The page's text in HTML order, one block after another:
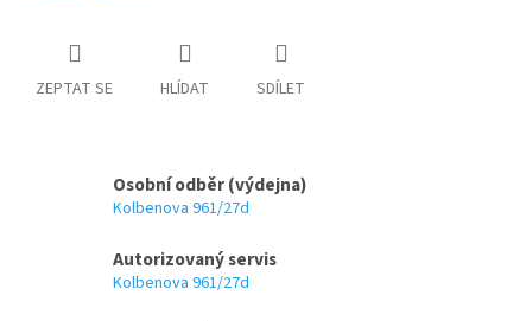
ZEPTAT SE HLÍDAT SDÍLET
Osobní odběr (výdejna)
Kolbenova 961/27d
Autorizovaný servis
Kolbenova 961/27d